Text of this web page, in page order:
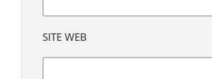
SITE WEB